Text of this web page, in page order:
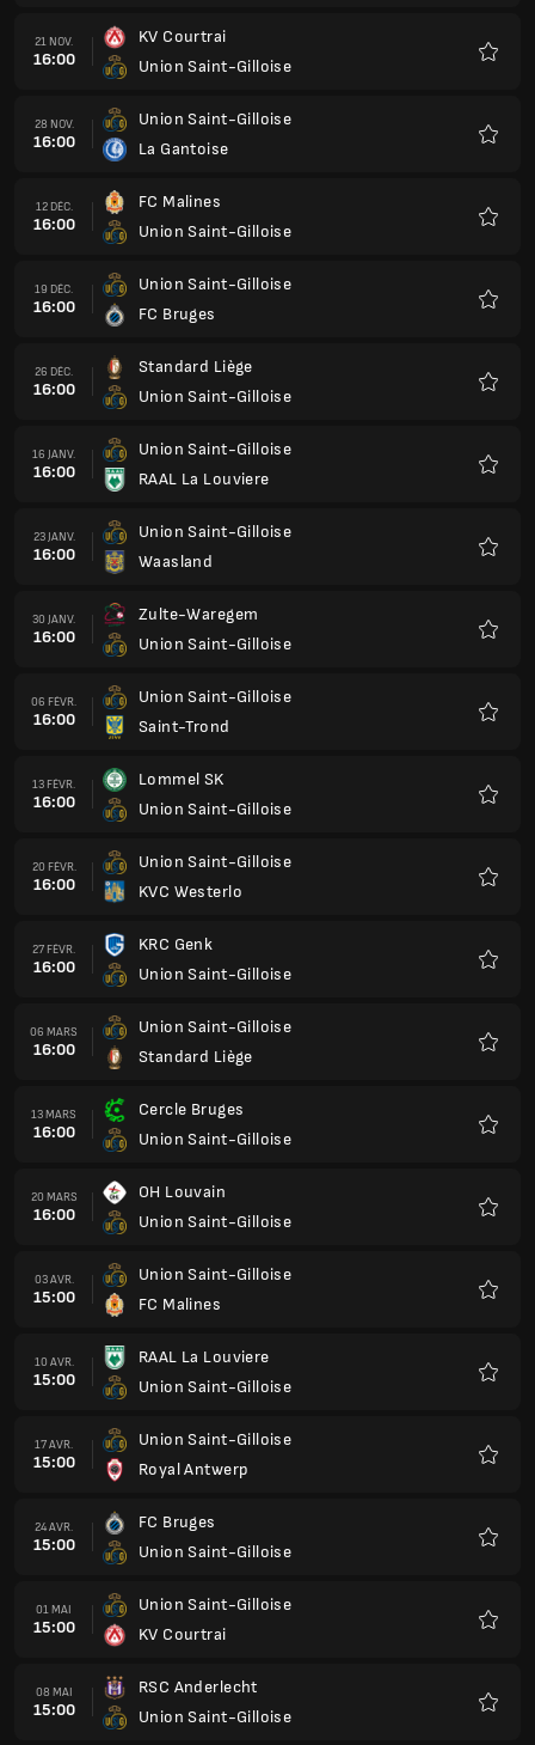
21 NOV.
16:00
KV Courtrai
Union Saint-Gilloise
28 NOV.
16:00
Union Saint-Gilloise
La Gantoise
12 DÉC.
16:00
FC Malines
Union Saint-Gilloise
19 DÉC.
16:00
Union Saint-Gilloise
FC Bruges
26 DÉC.
16:00
Standard Liège
Union Saint-Gilloise
16 JANV.
16:00
Union Saint-Gilloise
RAAL La Louviere
23 JANV.
16:00
Union Saint-Gilloise
Waasland
30 JANV.
16:00
Zulte-Waregem
Union Saint-Gilloise
06 FÉVR.
16:00
Union Saint-Gilloise
Saint-Trond
13 FÉVR.
16:00
Lommel SK
Union Saint-Gilloise
20 FÉVR.
16:00
Union Saint-Gilloise
KVC Westerlo
27 FÉVR.
16:00
KRC Genk
Union Saint-Gilloise
06 MARS
16:00
Union Saint-Gilloise
Standard Liège
13 MARS
16:00
Cercle Bruges
Union Saint-Gilloise
20 MARS
16:00
OH Louvain
Union Saint-Gilloise
03 AVR.
15:00
Union Saint-Gilloise
FC Malines
10 AVR.
15:00
RAAL La Louviere
Union Saint-Gilloise
17 AVR.
15:00
Union Saint-Gilloise
Royal Antwerp
24 AVR.
15:00
FC Bruges
Union Saint-Gilloise
01 MAI
15:00
Union Saint-Gilloise
KV Courtrai
08 MAI
15:00
RSC Anderlecht
Union Saint-Gilloise